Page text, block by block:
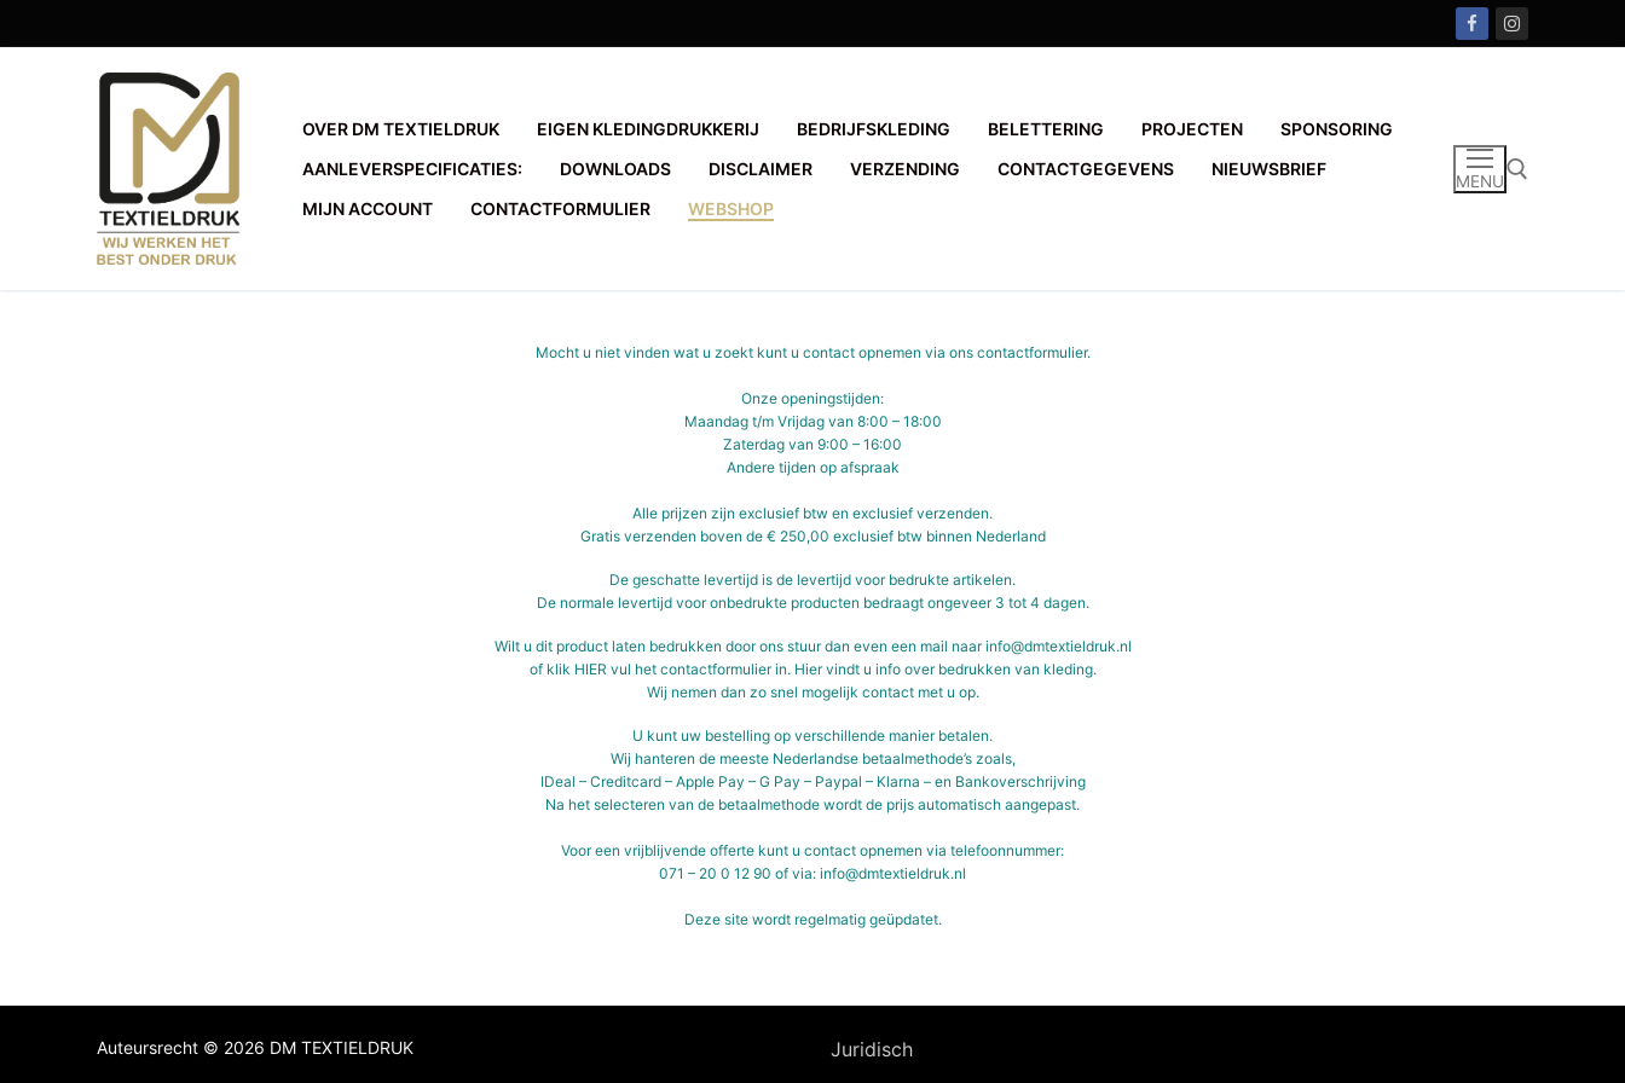
naar
OVER DM TEXTIELDRUK EIGEN KLEDINGDRUKKERIJ BEDRIJFSKLEDING BELETTERING PROJECTEN
SPONSORING
AANLEVERSPECIFICATIES:
DOWNLOADS DISCLAIMER VERZENDING CONTACTGEGEVENS
NIEUWSBRIEF
MIJN ACCOUNT
CONTACTFORMULIER WEBSHOP
MENU
Mocht u niet vinden wat u zoekt kunt u contact opnemen via ons contactformulier.
Onze openingstijden:
Maandag t/m Vrijdag van 8:00 – 18:00
Zaterdag van 9:00 – 16:00
Andere tijden op afspraak
Alle prijzen zijn exclusief btw en exclusief verzenden.
Gratis verzenden boven de € 250,00 exclusief btw binnen Nederland
De geschatte levertijd is de levertijd voor bedrukte artikelen.
De normale levertijd voor onbedrukte producten bedraagt ongeveer 3 tot 4 dagen.
Wilt u dit product laten bedrukken door ons stuur dan even een mail naar info@dmtextieldruk.nl
of klik HIER vul het contactformulier in. Hier vindt u info over bedrukken van kleding.
Wij nemen dan zo snel mogelijk contact met u op.
U kunt uw bestelling op verschillende manier betalen.
Wij hanteren de meeste Nederlandse betaalmethode’s zoals,
IDeal – Creditcard – Apple Pay – G Pay – Paypal – Klarna – en Bankoverschrijving
Na het selecteren van de betaalmethode wordt de prijs automatisch aangepast.
Voor een vrijblijvende offerte kunt u contact opnemen via telefoonnummer:
071 – 20 0 12 90 of via: info@dmtextieldruk.nl
Deze site wordt regelmatig geüpdatet.
Auteursrecht © 2026 DM TEXTIELDRUK Juridisch